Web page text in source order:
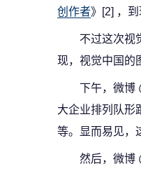
创作者》[2] ，
不过这次视
现，视觉中国的
下午，微博
大企业排列队形
等。显而易见，
然后，微博